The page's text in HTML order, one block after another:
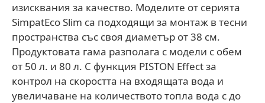
изисквания за качество. Моделите от серията
SimpatEco Slim са подходящи за монтаж в тесни
пространства със своя диаметър от 38 см.
Продуктовата гама разполага с модели с обем
от 50 л. и 80 л. С функция PISTON Effect за
контрол на скоростта на входящата вода и
увеличаване на количеството топла вода с до